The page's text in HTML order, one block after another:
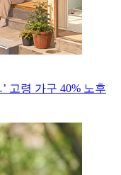
고령 가구 40% 노후